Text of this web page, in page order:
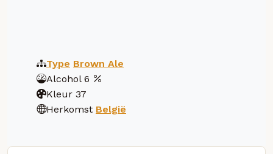
Type Brown Ale
Alcohol 6
Kleur 37
Herkomst België